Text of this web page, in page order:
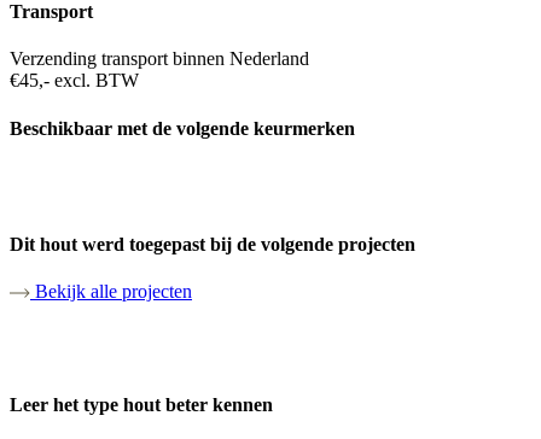
Transport
Verzending transport binnen Nederland
€45,- excl. BTW
Beschikbaar met de volgende keurmerken
Dit hout werd toegepast bij de volgende projecten
Bekijk alle projecten
Leer het type hout beter kennen